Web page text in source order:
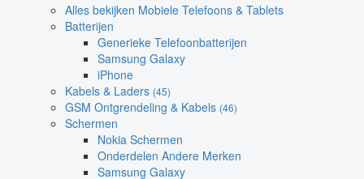
Alles bekijken Mobiele Telefoons & Tablets
Batterijen
Generieke Telefoonbatterijen
Samsung Galaxy
iPhone
Kabels & Laders (45)
GSM Ontgrendeling & Kabels (46)
Schermen
Nokia Schermen
Onderdelen Andere Merken
Samsung Galaxy